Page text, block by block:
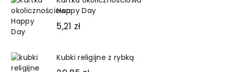
Happy Day
5,21 zł
Kubki religijne z rybką